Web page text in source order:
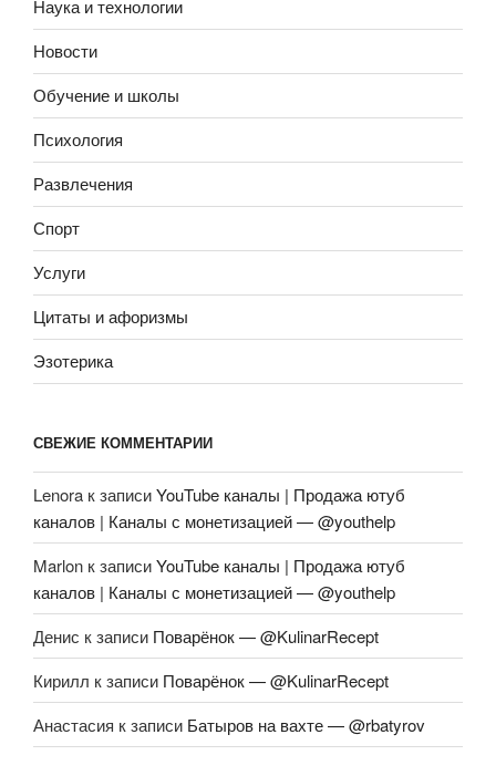
Наука и технологии
Новости
Обучение и школы
Психология
Развлечения
Спорт
Услуги
Цитаты и афоризмы
Эзотерика
СВЕЖИЕ КОММЕНТАРИИ
Lenora к записиYouTube каналы | Продажа ютуб
каналов | Каналы с монетизацией — @youthelp
Marlon к записиYouTube каналы | Продажа ютуб
каналов | Каналы с монетизацией — @youthelp
Денис к записи Поварёнок — @KulinarRecept
Кирилл к записи Поварёнок — @KulinarRecept
Анастасия к записи Батыров на вахте — @rbatyrov